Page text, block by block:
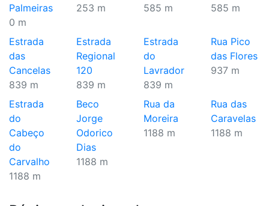
Palmeiras
0 m
253 m
585 m
585 m
Estrada
das
Cancelas
839 m
Estrada
Regional
120
839 m
Estrada
do
Lavrador
839 m
Rua Pico
das Flores
937 m
Estrada
do
Cabeço
do
Carvalho
1188 m
Beco
Jorge
Odorico
Dias
1188 m
Rua da
Moreira
1188 m
Rua das
Caravelas
1188 m